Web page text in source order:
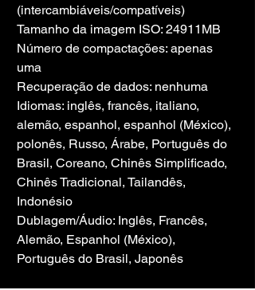
(intercambiáveis/compatíveis)
Tamanho da imagem ISO: 24911MB
Número de compactações: apenas
uma
Recuperação de dados: nenhuma
Idiomas: inglês, francês, italiano,
alemão, espanhol, espanhol (México),
polonês, Russo, Árabe, Português do
Brasil, Coreano, Chinês Simplificado,
Chinês Tradicional, Tailandês,
Indonésio
Dublagem/Áudio: Inglês, Francês,
Alemão, Espanhol (México),
Português do Brasil, Japonês